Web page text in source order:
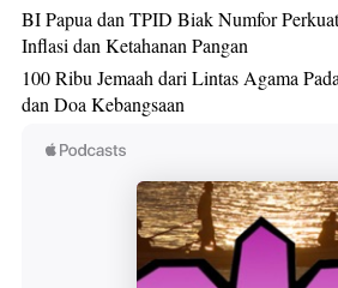
BI Papua dan TPID Biak Numfor
Inflasi dan Ketahanan Pangan
100 Ribu Jemaah dari Lintas Agama
dan Doa Kebangsaan